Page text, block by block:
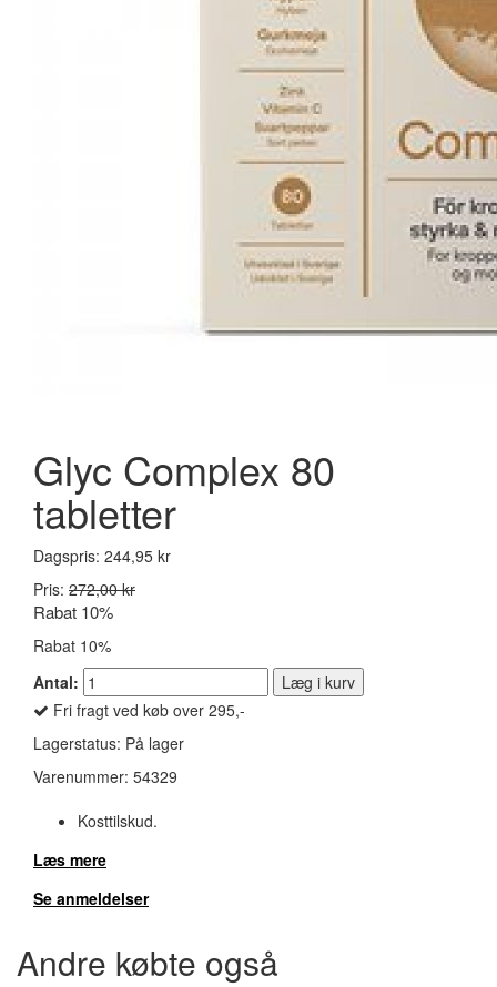
New Nordic Q10 Strong 150mg. Vegan - 30 stk.
350,00 kr.
Læg i kurv
Glyc Complex 80
tabletter
Dagspris: 244,95 kr
Pris: 272,00 kr
Rabat 10%
Rabat 10%
Antal:
Læg i kurv
Fri fragt ved køb over 295,-
Lagerstatus: På lager
Varenummer: 54329
Kosttilskud.
Læs mere
Se anmeldelser
Andre købte også